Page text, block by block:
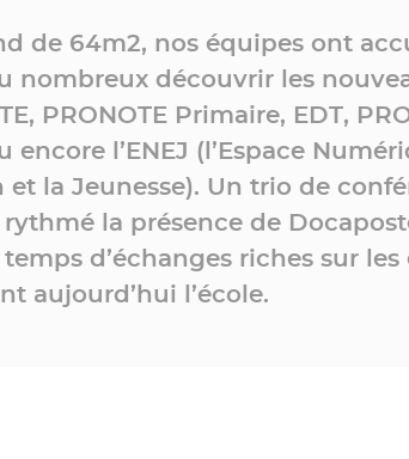
de 64m2, nos équipes ont
nombreux découvrir les
PRONOTE Primaire, EDT,
encore l’ENEJ (l’Espace
et la Jeunesse). Un trio de
la présence de
d’échanges riches sur
aujourd’hui l’école.